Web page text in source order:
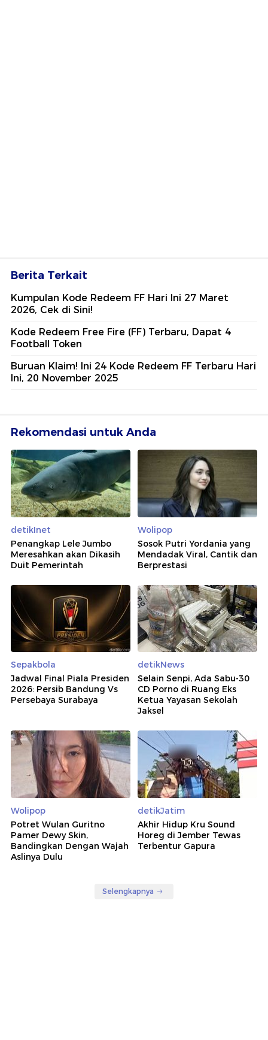
Berita Terkait
Kumpulan Kode Redeem FF Hari Ini 27 Maret
2026, Cek di Sini!
Kode Redeem Free Fire (FF) Terbaru, Dapat 4
Football Token
Buruan Klaim! Ini 24 Kode Redeem FF Terbaru Hari
Ini, 20 November 2025
Rekomendasi untuk Anda
detikInet
Penangkap Lele Jumbo
Meresahkan akan Dikasih
Duit Pemerintah
Wolipop
Sosok Putri Yordania yang
Mendadak Viral, Cantik dan
Berprestasi
Sepakbola
Jadwal Final Piala Presiden
2026: Persib Bandung Vs
Persebaya Surabaya
detikNews
Selain Senpi, Ada Sabu-30
CD Porno di Ruang Eks
Ketua Yayasan Sekolah
Jaksel
Wolipop
Potret Wulan Guritno
Pamer Dewy Skin,
Bandingkan Dengan Wajah
Aslinya Dulu
detikJatim
Akhir Hidup Kru Sound
Horeg di Jember Tewas
Terbentur Gapura
Selengkapnya